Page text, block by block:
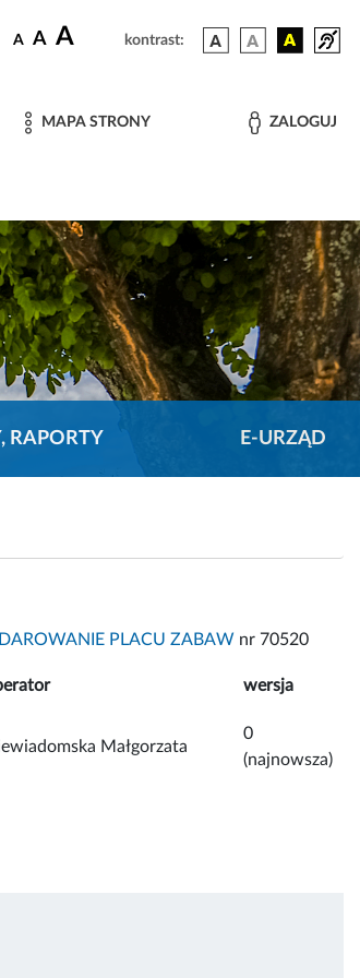
A A A kontrast:
MAPA STRONY ZALOGUJ
RAPORTY E-URZĄD
PLACU ZABAW nr 70520
wersja
Małgorzata
0
(najnowsza)